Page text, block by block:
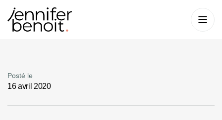
Posté le
16 avril 2020